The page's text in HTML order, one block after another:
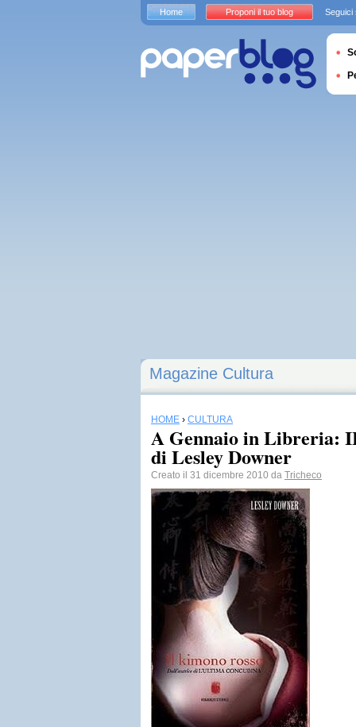
Magazine Cultura
HOME › CULTURA
A Gennaio in Libreria:
di Lesley Downer
Creato il 31 dicembre 2010 da Tricheco
Home Proponi il tuo blog Seguici